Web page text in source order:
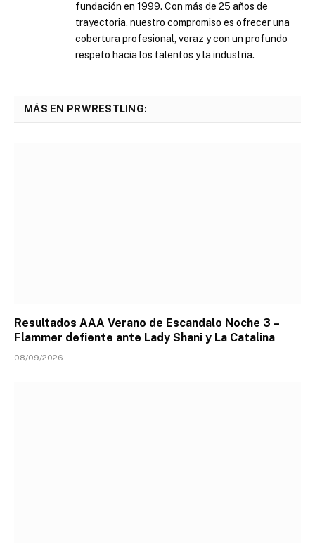
fundación en 1999. Con más de 25 años de
trayectoria, nuestro compromiso es ofrecer una
cobertura profesional, veraz y con un profundo
respeto hacia los talentos y la industria.
MÁS EN PRWRESTLING:
Resultados AAA Verano de Escandalo Noche 3 –
Flammer defiente ante Lady Shani y La Catalina
08/09/2026